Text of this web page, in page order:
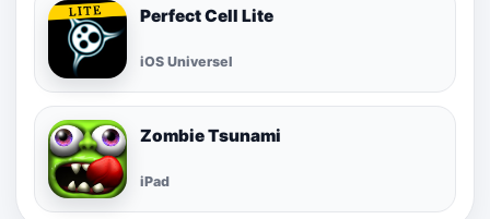
Perfect Cell Lite
iOS Universel
Zombie Tsunami
iPad